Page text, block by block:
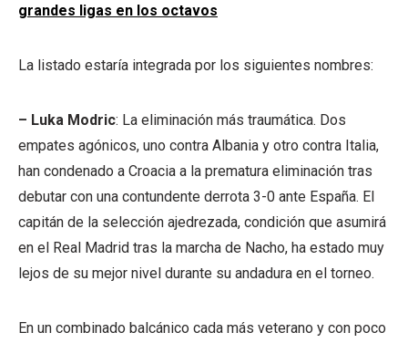
grandes ligas en los octavos
La listado estaría integrada por los siguientes nombres:
– Luka Modric: La eliminación más traumática. Dos
empates agónicos, uno contra Albania y otro contra Italia,
han condenado a Croacia a la prematura eliminación tras
debutar con una contundente derrota 3-0 ante España. El
capitán de la selección ajedrezada, condición que asumirá
en el Real Madrid tras la marcha de Nacho, ha estado muy
lejos de su mejor nivel durante su andadura en el torneo.
En un combinado balcánico cada más veterano y con poco